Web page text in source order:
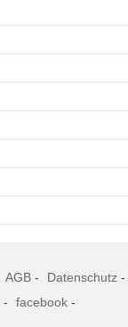
AGB - Datenschutz -
- facebook -